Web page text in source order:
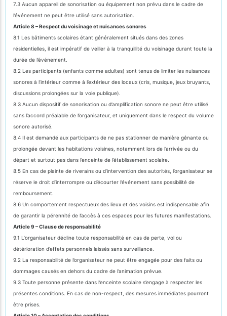
7.3 Aucun appareil de sonorisation ou équipement non prévu dans le cadre de
l’événement ne peut être utilisé sans autorisation.
Article 8 – Respect du voisinage et nuisances sonores
8.1 Les bâtiments scolaires étant généralement situés dans des zones
résidentielles, il est impératif de veiller à la tranquillité du voisinage durant toute la
durée de l’événement.
8.2 Les participants (enfants comme adultes) sont tenus de limiter les nuisances
sonores à l’intérieur comme à l’extérieur des locaux (cris, musique, jeux bruyants,
discussions prolongées sur la voie publique).
8.3 Aucun dispositif de sonorisation ou d’amplification sonore ne peut être utilisé
sans l’accord préalable de l’organisateur, et uniquement dans le respect du volume
sonore autorisé.
8.4 Il est demandé aux participants de ne pas stationner de manière gênante ou
prolongée devant les habitations voisines, notamment lors de l’arrivée ou du
départ et surtout pas dans l’enceinte de l’établissement scolaire.
8.5 En cas de plainte de riverains ou d’intervention des autorités, l’organisateur se
réserve le droit d’interrompre ou d’écourter l’événement sans possibilité de
remboursement.
8.6 Un comportement respectueux des lieux et des voisins est indispensable afin
de garantir la pérennité de l’accès à ces espaces pour les futures manifestations.
Article 9 – Clause de responsabilité
9.1 L’organisateur décline toute responsabilité en cas de perte, vol ou
détérioration d’effets personnels laissés sans surveillance.
9.2 La responsabilité de l’organisateur ne peut être engagée pour des faits ou
dommages causés en dehors du cadre de l’animation prévue.
9.3 Toute personne présente dans l’enceinte scolaire s’engage à respecter les
présentes conditions. En cas de non-respect, des mesures immédiates pourront
être prises.